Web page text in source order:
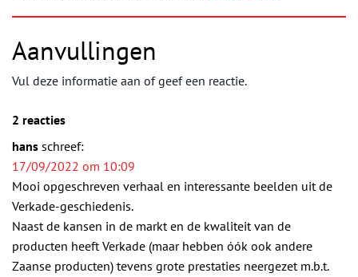
Aanvullingen
Vul deze informatie aan of geef een reactie.
2 reacties
hans schreef:
17/09/2022 om 10:09
Mooi opgeschreven verhaal en interessante beelden uit de
Verkade-geschiedenis.
Naast de kansen in de markt en de kwaliteit van de
producten heeft Verkade (maar hebben óók ook andere
Zaanse producten) tevens grote prestaties neergezet m.b.t.